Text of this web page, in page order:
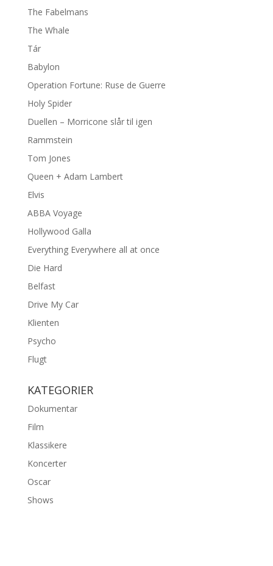
The Fabelmans
The Whale
Tár
Babylon
Operation Fortune: Ruse de Guerre
Holy Spider
Duellen – Morricone slår til igen
Rammstein
Tom Jones
Queen + Adam Lambert
Elvis
ABBA Voyage
Hollywood Galla
Everything Everywhere all at once
Die Hard
Belfast
Drive My Car
Klienten
Psycho
Flugt
KATEGORIER
Dokumentar
Film
Klassikere
Koncerter
Oscar
Shows